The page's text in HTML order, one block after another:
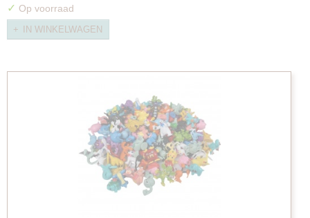
✓ Op voorraad
IN WINKELWAGEN